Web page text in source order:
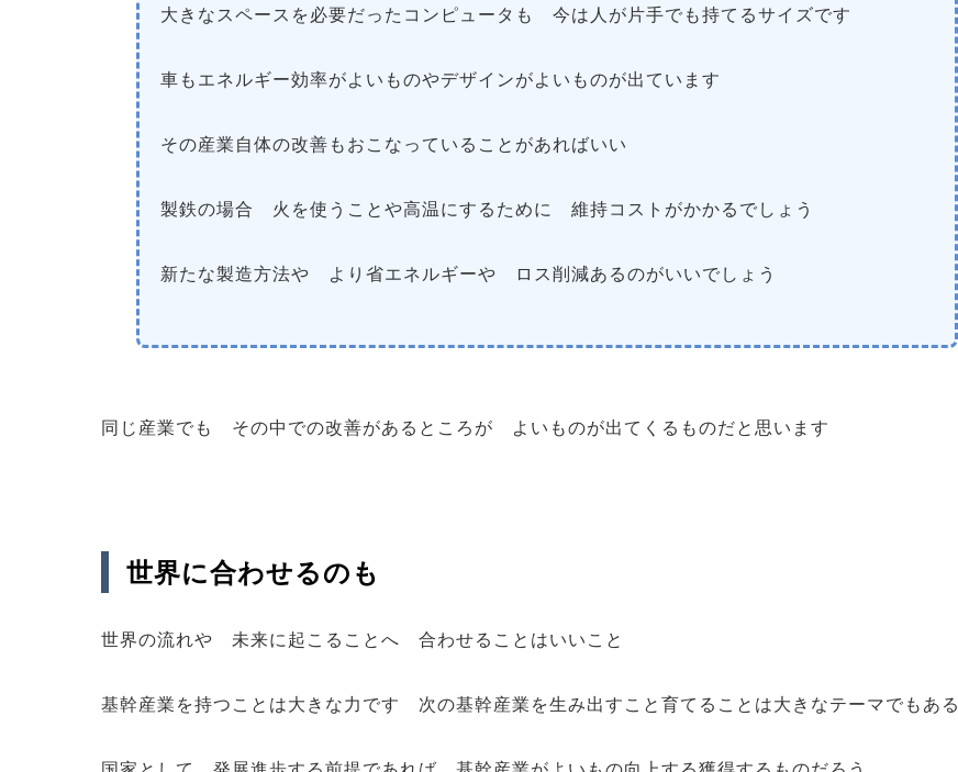
大きなスペースを必要だったコンピュータも 今は人が片手でも持てるサイズです
車もエネルギー効率がよいものやデザインがよいものが出ています
その産業自体の改善もおこなっていることがあればいい
製鉄の場合 火を使うことや高温にするために 維持コストがかかるでしょう
新たな製造方法や より省エネルギーや ロス削減あるのがいいでしょう
同じ産業でも その中での改善があるところが よいものが出てくるものだと思います
世界に合わせるのも
世界の流れや 未来に起こることへ 合わせることはいいこと
基幹産業を持つことは大きな力です 次の基幹産業を生み出すこと育てることは大きなテーマでもある